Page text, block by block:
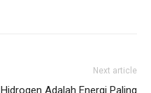
Next article
Hidrogen Adalah Energi Paling